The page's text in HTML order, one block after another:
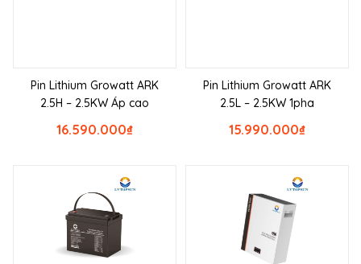
Pin Lithium Growatt ARK
2.5H – 2.5KW Áp cao
₫
16.590.000
Pin Lithium Growatt ARK
2.5L – 2.5KW 1pha
₫
15.990.000